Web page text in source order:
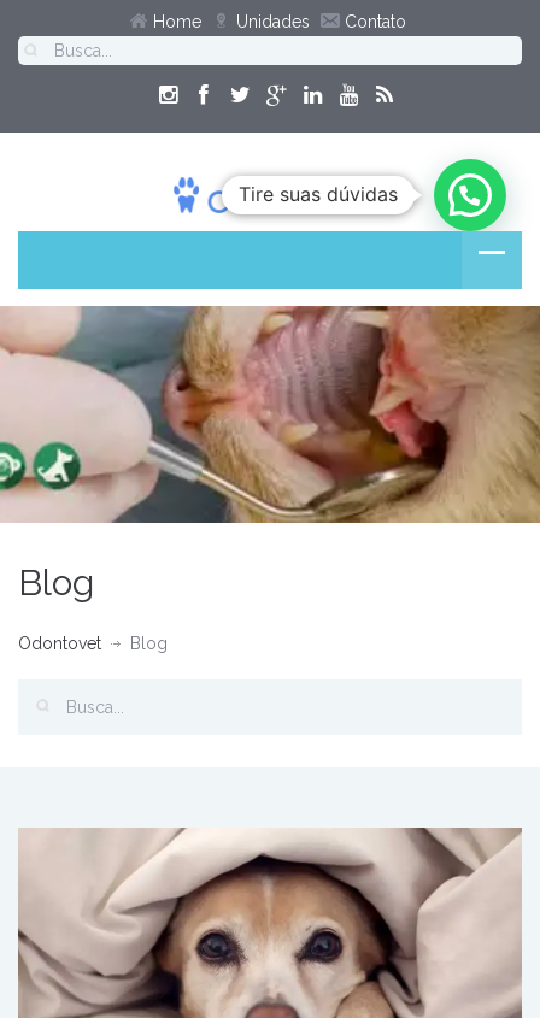
Home Unidades Contato
Blog
Odontovet Blog
Tire suas dúvidas